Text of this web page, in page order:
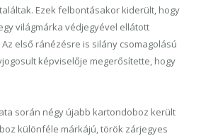
Ezek felbontásakor kiderült, hogy
világmárka védjegyével ellátott
első ránézésre is silány csomagolású
képviselője megerősítette, hogy
során négy újabb kartondoboz került
különféle márkájú, török zárjegyes